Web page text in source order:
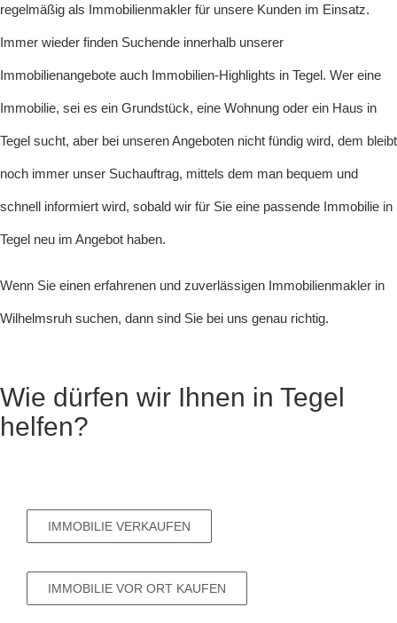
regelmäßig als Immobilienmakler für unsere Kunden im Einsatz.
Immer wieder finden Suchende innerhalb unserer
Immobilienangebote auch Immobilien-Highlights in Tegel. Wer eine
Immobilie, sei es ein Grundstück, eine Wohnung oder ein Haus in
Tegel sucht, aber bei unseren Angeboten nicht fündig wird, dem bleibt
noch immer unser Suchauftrag, mittels dem man bequem und
schnell informiert wird, sobald wir für Sie eine passende Immobilie in
Tegel neu im Angebot haben.
Wenn Sie einen erfahrenen und zuverlässigen Immobilienmakler in
Wilhelmsruh suchen, dann sind Sie bei uns genau richtig.
Wie dürfen wir Ihnen in Tegel
helfen?
IMMOBILIE VERKAUFEN
IMMOBILIE VOR ORT KAUFEN